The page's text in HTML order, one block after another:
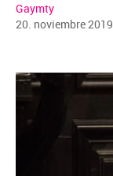
Gaymty
20. noviembre2019